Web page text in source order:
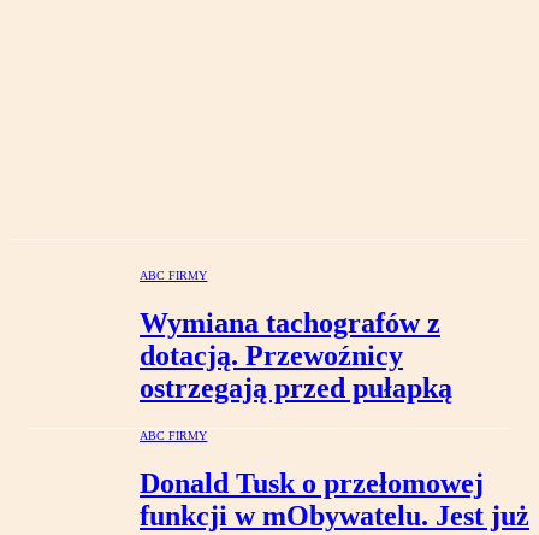
ABC FIRMY
Wymiana tachografów z
dotacją. Przewoźnicy
ostrzegają przed pułapką
ABC FIRMY
Donald Tusk o przełomowej
funkcji w mObywatelu. Jest już